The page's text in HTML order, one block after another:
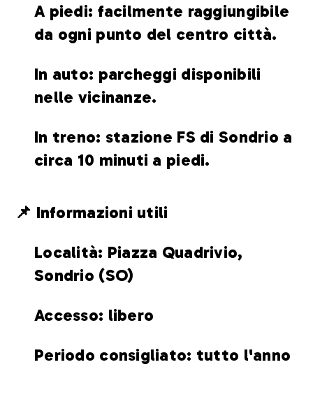
A piedi: facilmente raggiungibile
da ogni punto del centro città.
In auto: parcheggi disponibili
nelle vicinanze.
In treno: stazione FS di Sondrio a
circa 10 minuti a piedi.
📌 Informazioni utili
Località: Piazza Quadrivio,
Sondrio (SO)
Accesso: libero
Periodo consigliato: tutto l'anno